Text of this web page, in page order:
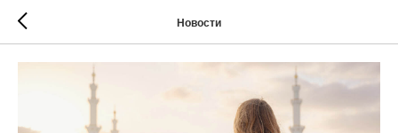
Новости